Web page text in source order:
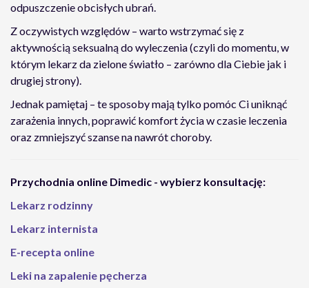
odpuszczenie obcisłych ubrań.
Z oczywistych względów – warto wstrzymać się z
aktywnością seksualną do wyleczenia (czyli do momentu, w
którym lekarz da zielone światło – zarówno dla Ciebie jak i
drugiej strony).
Jednak pamiętaj – te sposoby mają tylko pomóc Ci uniknąć
zarażenia innych, poprawić komfort życia w czasie leczenia
oraz zmniejszyć szanse na nawrót choroby.
Przychodnia online Dimedic - wybierz konsultację:
Lekarz rodzinny
Lekarz internista
E-recepta online
Leki na zapalenie pęcherza